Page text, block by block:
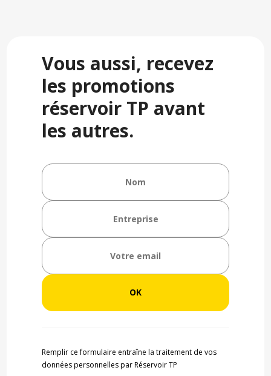
Vous aussi, recevez
les promotions
réservoir TP avant
les autres.
Remplir ce formulaire entraîne la traitement de vos
données personnelles par Réservoir TP